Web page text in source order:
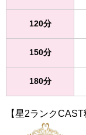
120分
150分
180分
【星2ランクCAST